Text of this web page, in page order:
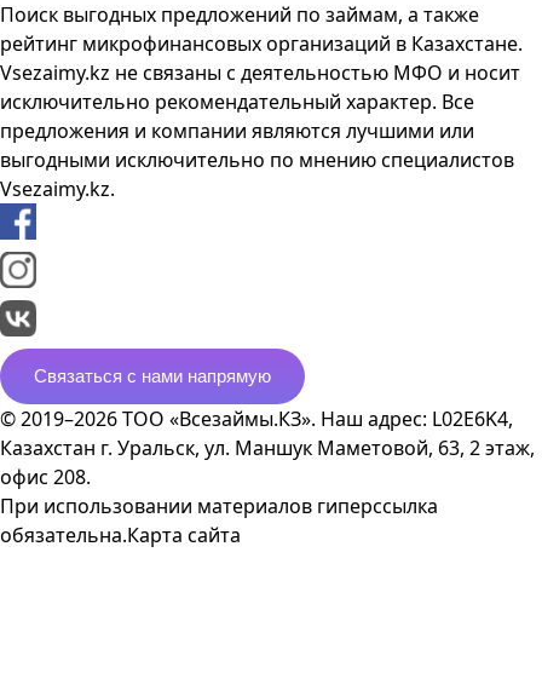
Поиск выгодных предложений по займам, а также
рейтинг микрофинансовых организаций в Казахстане.
Vsezaimy.kz не связаны с деятельностью МФО и носит
исключительно рекомендательный характер. Все
предложения и компании являются лучшими или
выгодными исключительно по мнению специалистов
Vsezaimy.kz.
Связаться с нами напрямую
© 2019–2026 ТОО «Всезаймы.КЗ». Наш адрес: L02E6K4,
Казахстан г. Уральск, ул. Маншук Маметовой, 63, 2 этаж,
офис 208.
При использовании материалов гиперссылка
обязательна.Карта сайта